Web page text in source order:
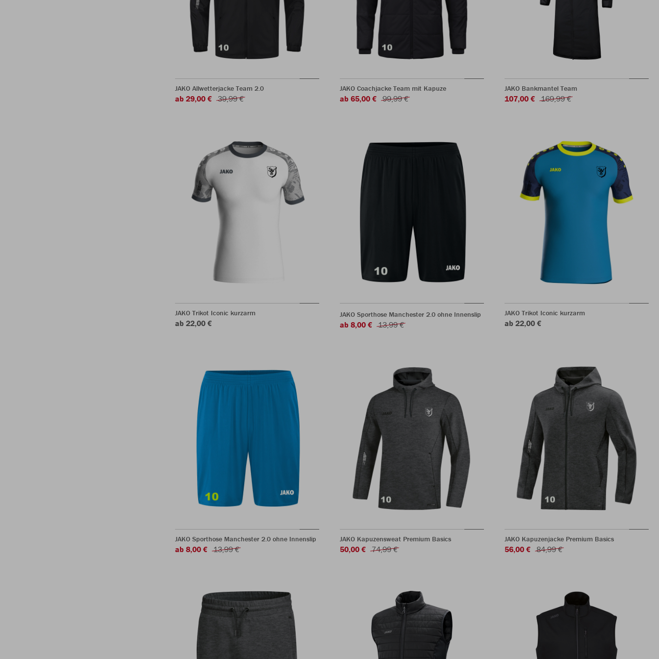
JAKO Allwetterjacke Team 2.0
ab 29,00 € 39,99 €
JAKO Coachjacke Team mit Kapuze
ab 65,00 € 99,99 €
JAKO Bankmantel Team
107,00 € 169,99 €
JAKO Trikot Iconic kurzarm
ab 22,00 €
JAKO Sporthose Manchester 2.0 ohne Innenslip
ab 8,00 € 13,99 €
JAKO Trikot Iconic kurzarm
ab 22,00 €
JAKO Sporthose Manchester 2.0 ohne Innenslip
ab 8,00 € 13,99 €
JAKO Kapuzensweat Premium Basics
50,00 € 74,99 €
JAKO Kapuzenjacke Premium Basics
56,00 € 84,99 €